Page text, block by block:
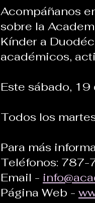
Acompáñanos
sobre la
Kínder a
académicos,
Este sábado,
Todos los
Para más
Teléfonos:
Email -
Página Web -